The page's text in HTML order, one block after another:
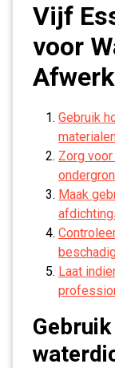
Vijf
voor
Gebruik
Zorg
Maak
Laat